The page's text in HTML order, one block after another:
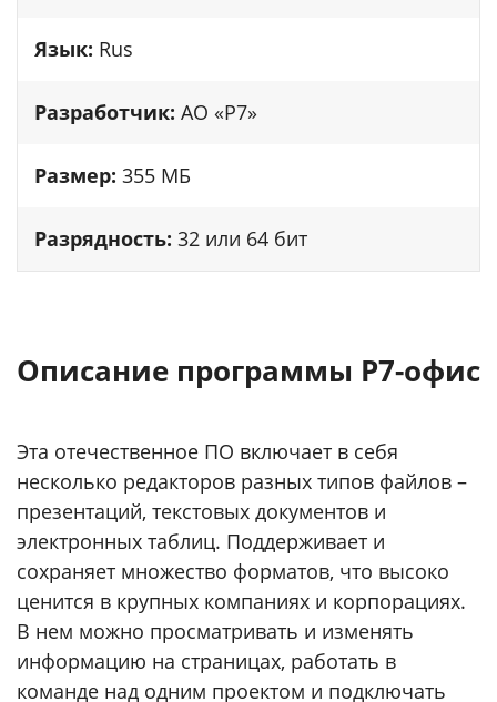
Язык: Rus
Разработчик: АО «P7»
Размер: 355 МБ
Разрядность: 32 или 64 бит
Описание программы Р7-офис
Эта отечественное ПО включает в себя
несколько редакторов разных типов файлов –
презентаций, текстовых документов и
электронных таблиц. Поддерживает и
сохраняет множество форматов, что высоко
ценится в крупных компаниях и корпорациях.
В нем можно просматривать и изменять
информацию на страницах, работать в
команде над одним проектом и подключать